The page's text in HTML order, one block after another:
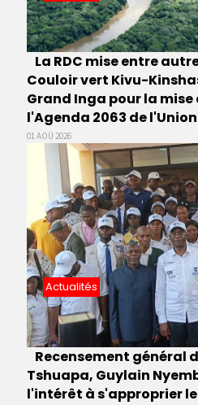
La RDC mise entre
Couloir vert Kivu-
Grand Inga pour la
l'Agenda 2063 de
01 AOÛ 2026
Actualités
Recensement général
Tshuapa, Guylain
l'intérêt à s'approprier